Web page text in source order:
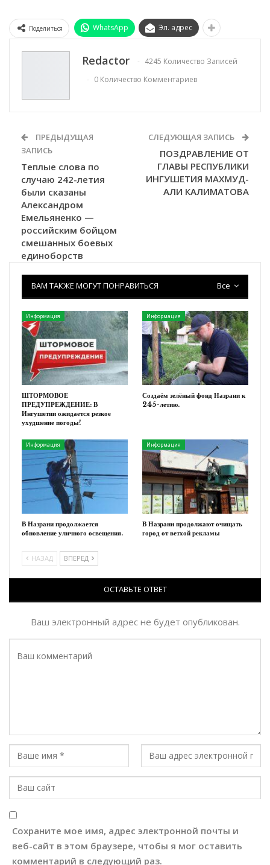
Поделиться WhatsApp Эл. адрес
Redactor
4245 Количество Записей
0 Количество Комментариев
ПРЕДЫДУЩАЯ
ЗАПИСЬ
Теплые слова по
случаю 242-летия
были сказаны
Александром
Емельяненко —
российским бойцом
смешанных боевых
единоборств
СЛЕДУЮЩАЯ ЗАПИСЬ
ПОЗДРАВЛЕНИЕ ОТ
ГЛАВЫ РЕСПУБЛИКИ
ИНГУШЕТИЯ МАХМУД-
АЛИ КАЛИМАТОВА
Все
ВАМ ТАКЖЕ МОГУТ ПОНРАВИТЬСЯ
Информация
ШТОРМОВОЕ
ПРЕДУПРЕЖДЕНИЕ: В
Ингушетии ожидается резкое
ухудшение погоды!
Информация
Создаём зелёный фонд Назрани к
245-летию.
Информация
В Назрани продолжается
обновление уличного освещения.
Информация
В Назрани продолжают очищать
город от ветхой рекламы
НАЗАД ВПЕРЕД
ОСТАВЬТЕ ОТВЕТ
Ваш электронный адрес не будет опубликован.
Сохраните мое имя, адрес электронной почты и
веб-сайт в этом браузере, чтобы я мог оставить
комментарий в следующий раз.